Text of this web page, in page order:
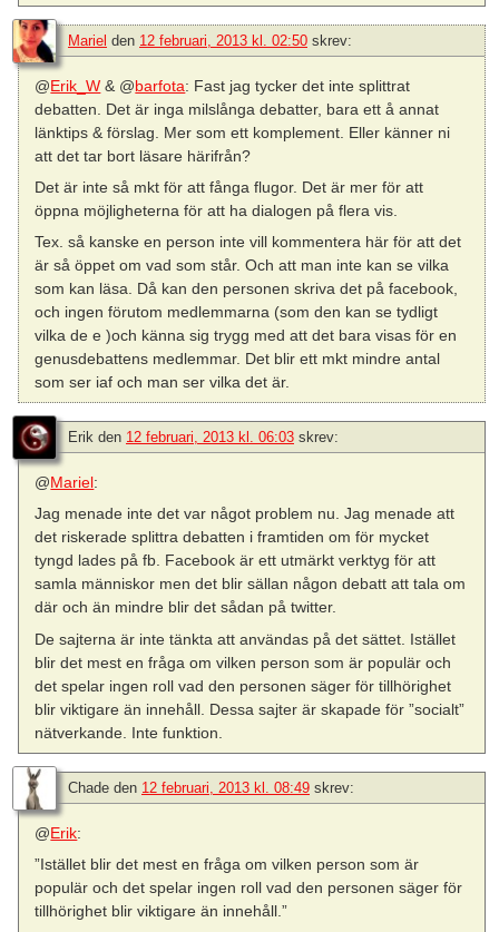
Mariel den 12 februari, 2013 kl. 02:50 skrev:
@Erik_W & @barfota: Fast jag tycker det inte splittrat
debatten. Det är inga milslånga debatter, bara ett å annat
länktips & förslag. Mer som ett komplement. Eller känner ni
att det tar bort läsare härifrån?
Det är inte så mkt för att fånga flugor. Det är mer för att
öppna möjligheterna för att ha dialogen på flera vis.
Tex. så kanske en person inte vill kommentera här för att det
är så öppet om vad som står. Och att man inte kan se vilka
som kan läsa. Då kan den personen skriva det på facebook,
och ingen förutom medlemmarna (som den kan se tydligt
vilka de e )och känna sig trygg med att det bara visas för en
genusdebattens medlemmar. Det blir ett mkt mindre antal
som ser iaf och man ser vilka det är.
Erik den 12 februari, 2013 kl. 06:03 skrev:
@Mariel:
Jag menade inte det var något problem nu. Jag menade att
det riskerade splittra debatten i framtiden om för mycket
tyngd lades på fb. Facebook är ett utmärkt verktyg för att
samla människor men det blir sällan någon debatt att tala om
där och än mindre blir det sådan på twitter.
De sajterna är inte tänkta att användas på det sättet. Istället
blir det mest en fråga om vilken person som är populär och
det spelar ingen roll vad den personen säger för tillhörighet
blir viktigare än innehåll. Dessa sajter är skapade för ”socialt”
nätverkande. Inte funktion.
Chade den 12 februari, 2013 kl. 08:49 skrev:
@Erik:
”Istället blir det mest en fråga om vilken person som är
populär och det spelar ingen roll vad den personen säger för
tillhörighet blir viktigare än innehåll.”